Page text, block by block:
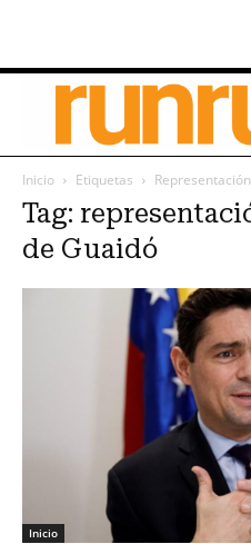
Inicio Etiquetas
Tag:
de Guaidó
Inicio